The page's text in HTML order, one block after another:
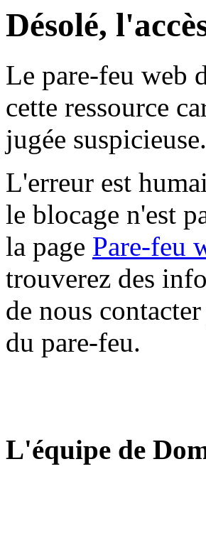
Désolé,
Le pare-feu web
cette ressource
jugée suspicieuse.
L'erreur est
le blocage n'est
la page Pare-feu
trouverez des
de nous
du pare-feu.
L'équipe de